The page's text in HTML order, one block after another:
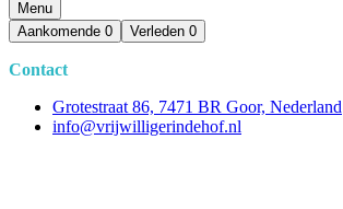
Menu
Aankomende 0 Verleden 0
Contact
Grotestraat 86, 7471 BR Goor, Nederland
info@vrijwilligerindehof.nl